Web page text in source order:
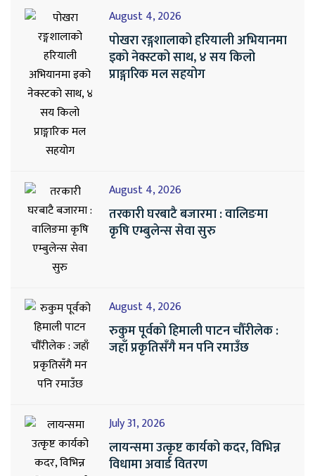
August 4, 2026
पोखरा रङ्गशालाको हरियाली अभियानमा
इको नेक्स्टको साथ, ४ सय किलो
प्राङ्गारिक मल सहयोग
August 4, 2026
तरकारी घरबाटै बजारमा : वालिङमा
कृषि एम्बुलेन्स सेवा सुरु
August 4, 2026
रुकुम पूर्वको हिमाली पाटन चौँरीलेक :
जहाँ प्रकृतिसँगै मन पनि रमाउँछ
July 31, 2026
लायन्समा उत्कृष्ट कार्यको कदर, विभिन्न
विधामा अवार्ड वितरण